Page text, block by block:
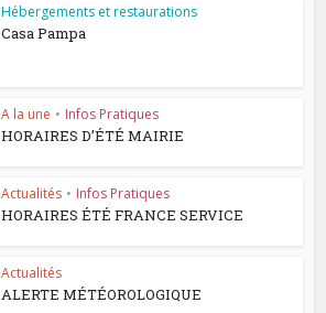
Hébergements et restaurations
Casa Pampa
A la une • Infos Pratiques
HORAIRES D’ÉTÉ MAIRIE
Actualités • Infos Pratiques
HORAIRES ÉTÉ FRANCE SERVICE
Actualités
ALERTE MÉTÉOROLOGIQUE